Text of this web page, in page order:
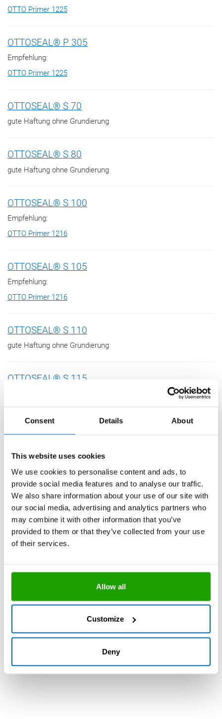
Consent Details About
This website uses cookies
We use cookies to personalise content and ads, to
provide social media features and to analyse our traffic.
We also share information about your use of our site with
our social media, advertising and analytics partners who
may combine it with other information that you’ve
provided to them or that they’ve collected from your use
of their services.
Allow all
Customize
Deny
OTTO Primer 1225
OTTOSEAL® P 305
Empfehlung:
OTTO Primer 1225
OTTOSEAL® S 70
gute Haftung ohne Grundierung
OTTOSEAL® S 80
gute Haftung ohne Grundierung
OTTOSEAL® S 100
Empfehlung:
OTTO Primer 1216
OTTOSEAL® S 105
Empfehlung:
OTTO Primer 1216
OTTOSEAL® S 110
gute Haftung ohne Grundierung
OTTOSEAL® S 115
Empfehlung:
OTTOSEAL® S 117
gute Haftung ohne Grundierung
Empfehlung:
OTTO Cleanprimer 1101
Empfehlung: